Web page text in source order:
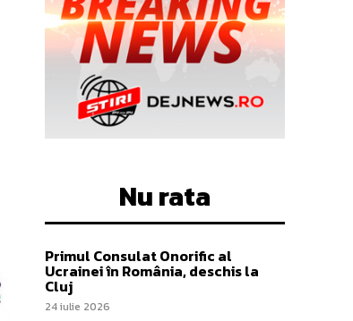
Nu rata
Primul Consulat Onorific al
Ucrainei în România, deschis la
Cluj
24 iulie 2026